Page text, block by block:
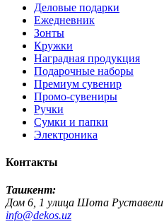
Деловые подарки
Ежедневник
Зонты
Кружки
Наградная продукция
Подарочные наборы
Премиум сувенир
Промо-сувениры
Ручки
Сумки и папки
Электроника
Контакты
Ташкент:
Дом 6, 1 улица Шота Руставели
info@dekos.uz